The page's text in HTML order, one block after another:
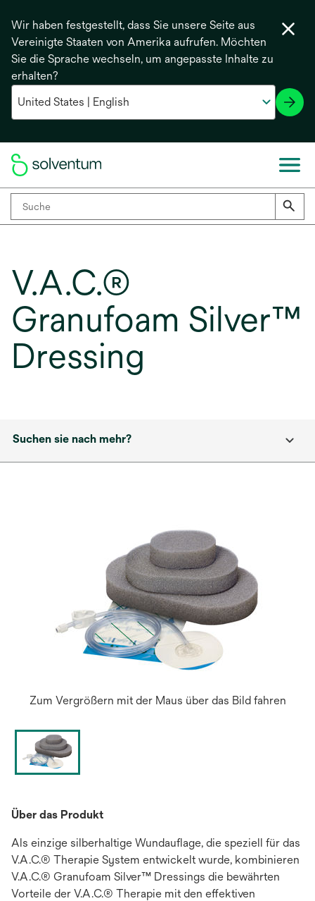
Wir haben festgestellt, dass Sie unsere Seite aus
Vereinigte Staaten von Amerika aufrufen. Möchten
Sie die Sprache wechseln, um angepasste Inhalte zu
erhalten?
V.A.C.®
Granufoam Silver™
Dressing
Suchen sie nach mehr?
Zum Vergrößern mit der Maus über das Bild fahren
Über das Produkt
Als einzige silberhaltige Wundauflage, die speziell für das
V.A.C.® Therapie System entwickelt wurde, kombinieren
V.A.C.® Granufoam Silver™ Dressings die bewährten
Vorteile der V.A.C.® Therapie mit den effektiven